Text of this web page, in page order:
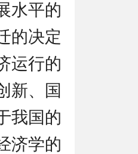
水平的
的决定
运行的
新、国
我国的
济学的